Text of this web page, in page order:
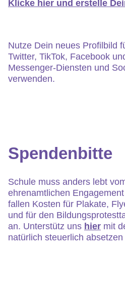
Klicke hier und erstelle
Nutze Dein neues Profilbild
Twitter, TikTok, Facebook
Messenger-Diensten und
verwenden.
Spendenbitte
Schule muss anders lebt
ehrenamtlichen
fallen Kosten für Plakate,
und für den
an. Unterstütz uns hier mit
natürlich steuerlich absetzen